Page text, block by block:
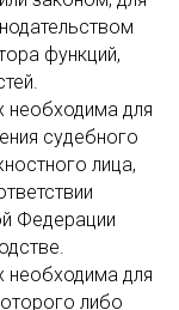
функций,
необходима для
судебного
лица,
Федерации
необходима для
либо